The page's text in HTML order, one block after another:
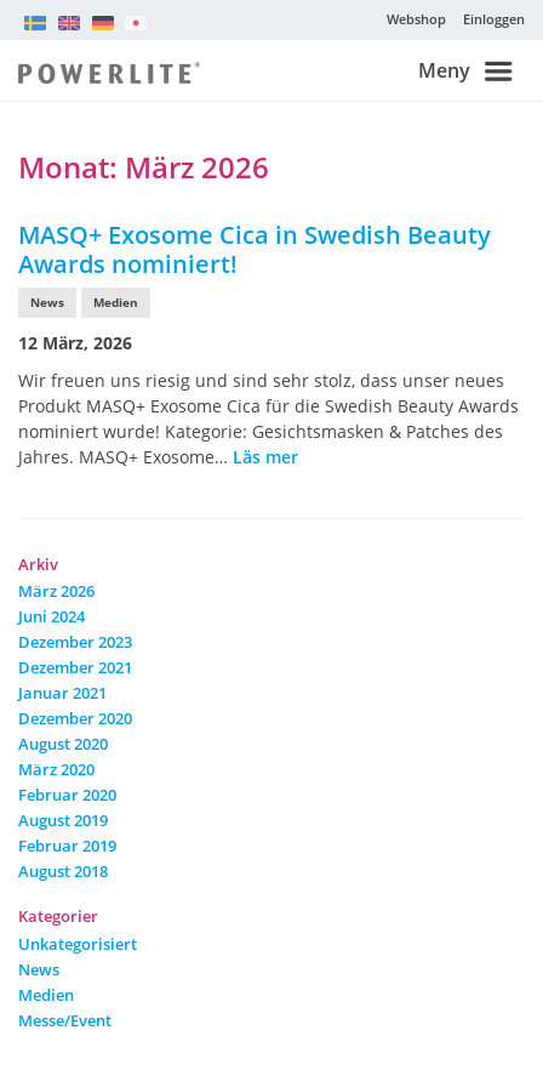
Webshop Einloggen
Meny
Monat: März 2026
MASQ+ Exosome Cica in Swedish Beauty
Awards nominiert!
News Medien
12 März, 2026
Wir freuen uns riesig und sind sehr stolz, dass unser neues
Produkt MASQ+ Exosome Cica für die Swedish Beauty Awards
nominiert wurde! Kategorie: Gesichtsmasken & Patches des
Jahres. MASQ+ Exosome… Läs mer
Arkiv
März 2026
Juni 2024
Dezember 2023
Dezember 2021
Januar 2021
Dezember 2020
August 2020
März 2020
Februar 2020
August 2019
Februar 2019
August 2018
Kategorier
Unkategorisiert
News
Medien
Messe/Event